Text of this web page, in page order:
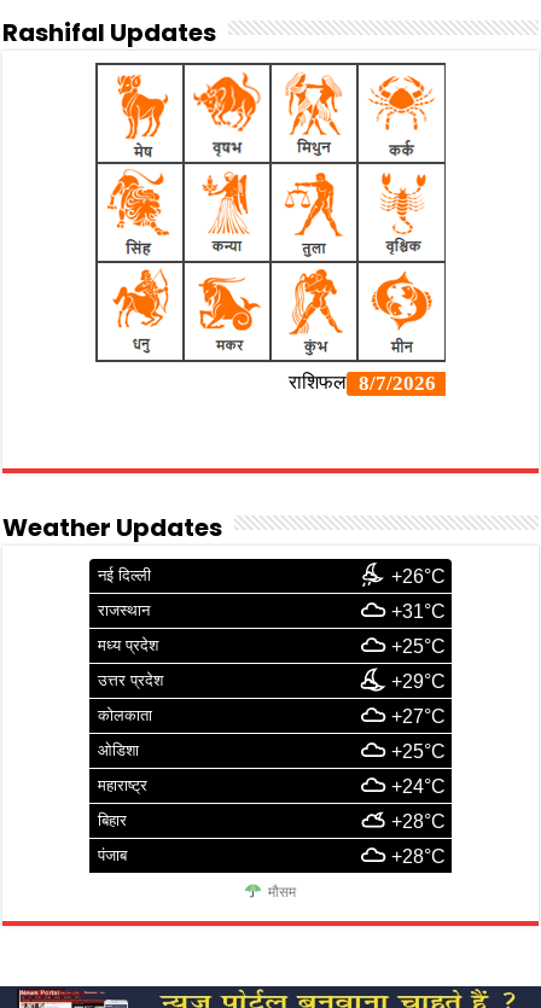
Rashifal Updates
Weather Updates
नई दिल्ली +26°C
राजस्थान +31°C
मध्य प्रदेश +25°C
उत्तर प्रदेश +29°C
कोलकाता +27°C
ओडिशा +25°C
महाराष्ट्र +24°C
बिहार +28°C
पंजाब +28°C
मौसम